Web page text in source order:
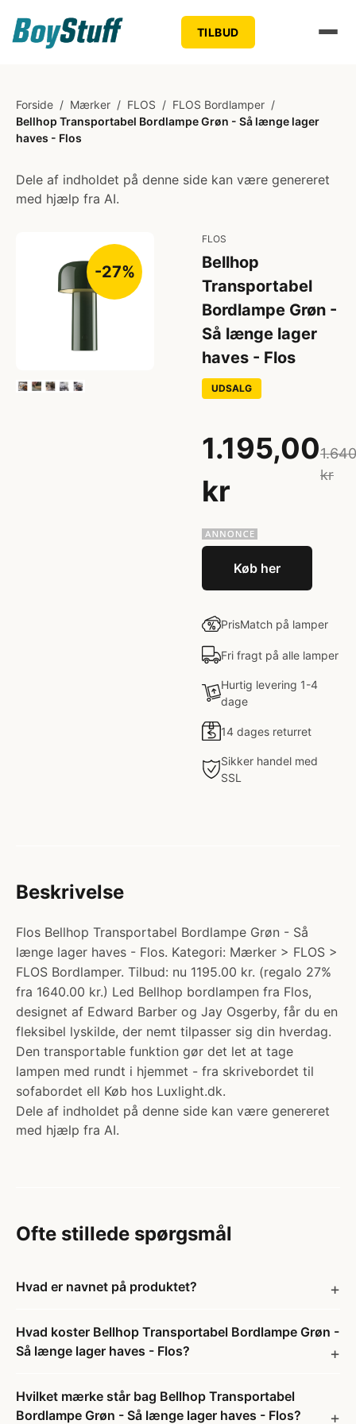
TILBUD
Forside / Mærker / FLOS / FLOS Bordlamper /
Bellhop Transportabel Bordlampe Grøn - Så længe lager
haves - Flos
Dele af indholdet på denne side kan være genereret
med hjælp fra AI.
-27%
FLOS
Bellhop
Transportabel
Bordlampe Grøn -
Så længe lager
haves - Flos
UDSALG
1.195,00
kr
kr
Køb her
PrisMatch på lamper
Fri fragt på alle lamper
Hurtig levering 1-4
dage
14 dages returret
Sikker handel med
SSL
Beskrivelse
Flos Bellhop Transportabel Bordlampe Grøn - Så
længe lager haves - Flos. Kategori: Mærker > FLOS >
FLOS Bordlamper. Tilbud: nu 1195.00 kr. (regalo 27%
fra 1640.00 kr.) Led Bellhop bordlampen fra Flos,
designet af Edward Barber og Jay Osgerby, får du en
fleksibel lyskilde, der nemt tilpasser sig din hverdag.
Den transportable funktion gør det let at tage
lampen med rundt i hjemmet - fra skrivebordet til
sofabordet ell Køb hos Luxlight.dk.
Dele af indholdet på denne side kan være genereret
med hjælp fra AI.
Ofte stillede spørgsmål
Hvad er navnet på produktet?
Hvad koster Bellhop Transportabel Bordlampe Grøn -
Så længe lager haves - Flos?
Hvilket mærke står bag Bellhop Transportabel
Bordlampe Grøn - Så længe lager haves - Flos?